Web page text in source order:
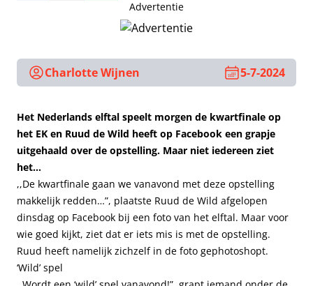
Advertentie
Charlotte Wijnen 5-7-2024
Het Nederlands elftal speelt morgen de kwartfinale op
het EK en Ruud de Wild heeft op Facebook een grapje
uitgehaald over de opstelling. Maar niet iedereen ziet
het…
,,De kwartfinale gaan we vanavond met deze opstelling
makkelijk redden…”, plaatste Ruud de Wild afgelopen
dinsdag op Facebook bij een foto van het elftal. Maar voor
wie goed kijkt, ziet dat er iets mis is met de opstelling.
Ruud heeft namelijk zichzelf in de foto gephotoshopt.
‘Wild’ spel